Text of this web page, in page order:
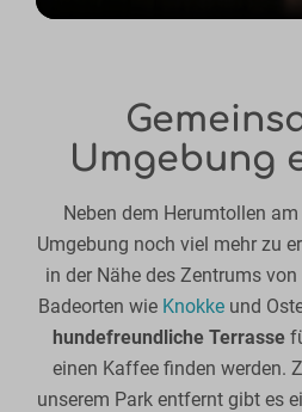
Umgebung
Neben dem Herumtollen
Umgebung noch viel mehr zu
in der Nähe des Zentrums
Badeorten wie Knokkeund
hundefreundliche Terrasse
einen Kaffee finden werden.
unserem Park entfernt gibt es